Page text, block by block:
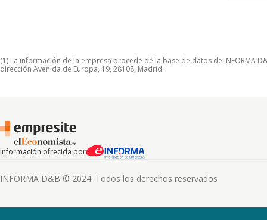
(1) La información de la empresa procede de la base de datos de INFORMA
dirección Avenida de Europa, 19, 28108, Madrid.
Información ofrecida por
INFORMA D&B © 2024. Todos los derechos reservados